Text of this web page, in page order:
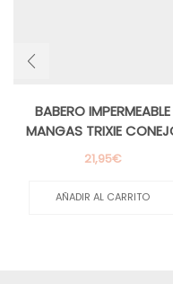
BABERO IMPERMEABLE
MANGAS TRIXIE
21,95€
AÑADIR AL CARRITO